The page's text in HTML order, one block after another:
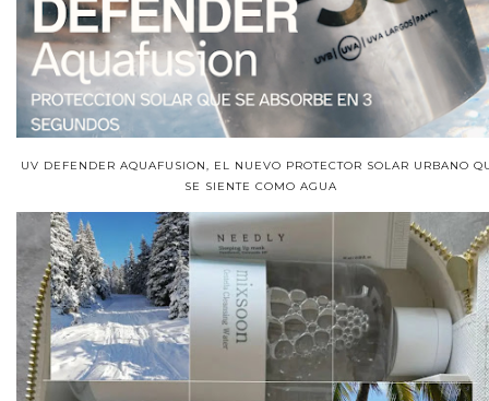
UV DEFENDER AQUAFUSION, EL NUEVO PROTECTOR SOLAR URBANO
SE SIENTE COMO AGUA